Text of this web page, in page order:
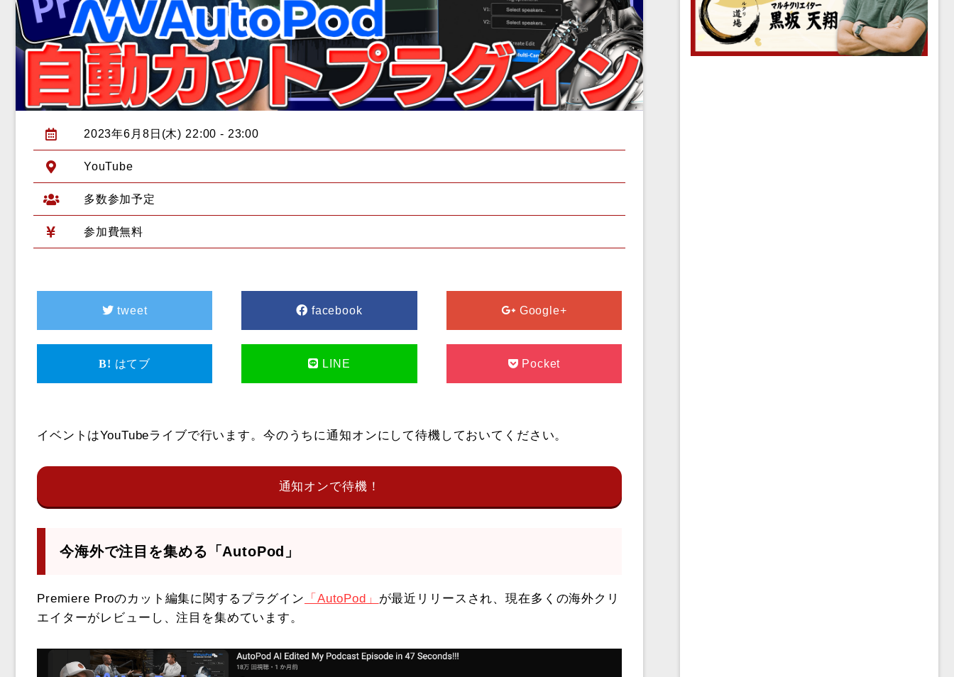
2023年6月8日(木) 22:00 - 23:00
YouTube
多数参加予定
参加費無料
tweet facebook Google+
はてブ LINE Pocket
イベントはYouTubeライブで行います。今のうちに通知オンにして待機しておいてください。
通知オンで待機！
今海外で注目を集める「AutoPod」
Premiere Proのカット編集に関するプラグイン 「AutoPod」 が最近リリースされ、現在多くの海外クリ
エイターがレビューし、注目を集めています。